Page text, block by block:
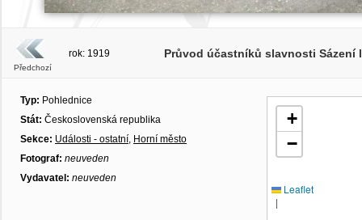
Předchozí
rok: 1919 Průvod účastníků slavnosti Sázení
Typ: Pohlednice
Stát: Československá republika
Sekce: Události - ostatní, Horní město
Fotograf: neuveden
Vydavatel: neuveden
+
−
Leaflet
|